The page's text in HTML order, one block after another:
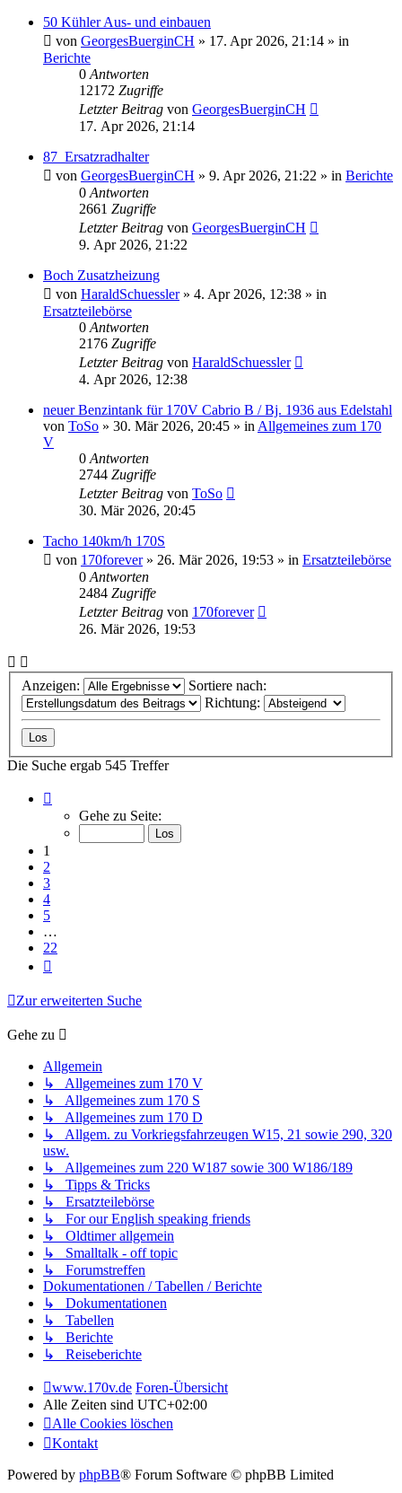
50 Kühler Aus- und einbauen
von GeorgesBuerginCH » 17. Apr 2026, 21:14 » in
Berichte
0 Antworten
12172 Zugriffe
Letzter Beitrag von GeorgesBuerginCH
17. Apr 2026, 21:14
87_Ersatzradhalter
von GeorgesBuerginCH » 9. Apr 2026, 21:22 » in Berichte
0 Antworten
2661 Zugriffe
Letzter Beitrag von GeorgesBuerginCH
9. Apr 2026, 21:22
Boch Zusatzheizung
von HaraldSchuessler» 4. Apr 2026, 12:38 » in
Ersatzteilebörse
0 Antworten
2176 Zugriffe
Letzter Beitrag von HaraldSchuessler
4. Apr 2026, 12:38
neuer Benzintank für 170V Cabrio B / Bj. 1936 aus Edelstahl
von ToSo » 30. Mär 2026, 20:45 » in Allgemeines zum 170
V
0 Antworten
2744 Zugriffe
Letzter Beitrag von ToSo
30. Mär 2026, 20:45
Tacho 140km/h 170S
von 170forever» 26. Mär 2026, 19:53 » in Ersatzteilebörse
0 Antworten
2484 Zugriffe
Letzter Beitrag von 170forever
26. Mär 2026, 19:53
Anzeigen:
Sortiere nach:
Richtung:
Die Suche ergab 545 Treffer
von
Gehe zu Seite:
1
2
3
4
5
…
22
Zur erweiterten Suche
Gehe zu
Allgemein
↳ Allgemeines zum 170 V
↳ Allgemeines zum 170 S
↳ Allgemeines zum 170 D
↳ Allgem. zu Vorkriegsfahrzeugen W15, 21 sowie 290, 320
usw.
↳ Allgemeines zum 220 W187 sowie 300 W186/189
↳ Tipps & Tricks
↳ Ersatzteilebörse
↳ For our English speaking friends
↳ Oldtimer allgemein
↳ Smalltalk - off topic
↳ Forumstreffen
Dokumentationen / Tabellen / Berichte
↳ Dokumentationen
↳ Tabellen
↳ Berichte
↳ Reiseberichte
www.170v.de Foren-Übersicht
Alle Zeiten sind UTC+02:00
Alle Cookies löschen
Kontakt
Powered by phpBB® Forum Software © phpBB Limited